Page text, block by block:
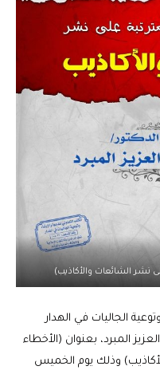
نشر الشائعات والأكاذيب)
الجاليات في الهدار
المبرد، بعنوان (الأخطاء
وذلك يوم الخميس